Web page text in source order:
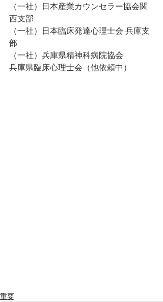
（一社）日本産業カウンセラー協会関
西支部
（一社）日本臨床発達心理士会 兵庫支
部
（一社）兵庫県精神科病院協会
兵庫県臨床心理士会（他依頼中）
重要